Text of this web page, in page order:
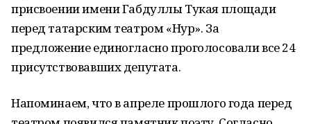
присвоении имени Габдуллы Тукая площади
перед татарским театром «Нур». За
предложение единогласно проголосовали все 24
присутствовавших депутата.
Напоминаем, что в апреле прошлого года перед